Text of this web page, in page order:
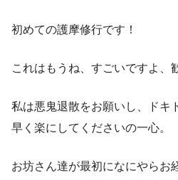
初めての護摩修行です！
これはもうね、すごいですよ、
私は悪鬼退散をお願いし、ドキ
早く楽にしてくださいの一心。
お坊さん達が最初になにやらお